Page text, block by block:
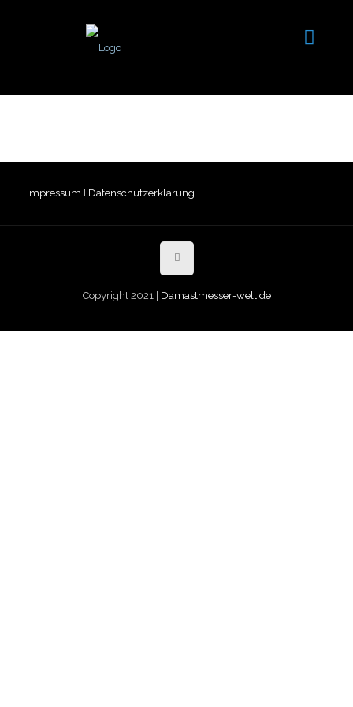
Impressum I Datenschutzerklärung
Copyright 2021 | Damastmesser-welt.de